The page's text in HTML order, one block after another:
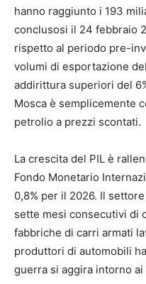
hanno raggiunto i 193
conclusosi il 24 febbraio
rispetto al periodo pre-
volumi di esportazione
addirittura superiori del
Mosca è semplicemente
petrolio a prezzi scontati.
La crescita del PIL è
Fondo Monetario
0,8% per il 2026. Il
sette mesi consecutivi di
fabbriche di carri armati
produttori di automobili
guerra si aggira intorno ai